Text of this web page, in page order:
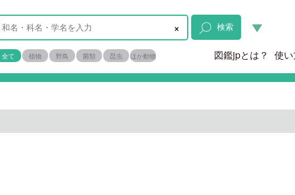
× 検索
全て 植物 野鳥 菌類 昆虫 ほか動物 図鑑jpとは？ 使